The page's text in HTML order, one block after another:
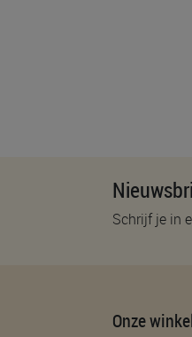
Schrijf je in
Onze